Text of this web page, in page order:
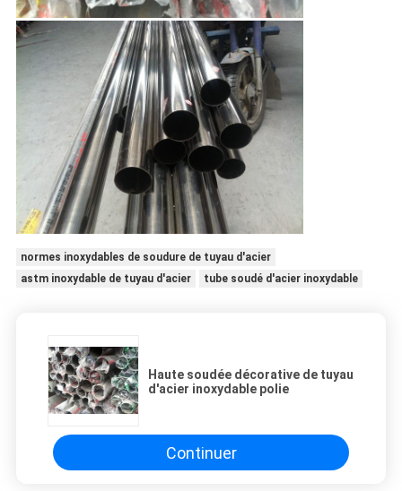
normes inoxydables de soudure de tuyau d'acier
astm inoxydable de tuyau d'acier
tube soudé d'acier inoxydable
Haute soudée décorative de tuyau
d'acier inoxydable polie
Continuer